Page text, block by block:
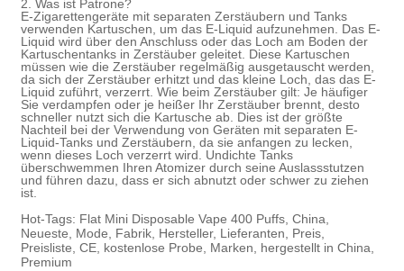
2. Was ist Patrone?
E-Zigarettengeräte mit separaten Zerstäubern und Tanks
verwenden Kartuschen, um das E-Liquid aufzunehmen. Das E-
Liquid wird über den Anschluss oder das Loch am Boden der
Kartuschentanks in Zerstäuber geleitet. Diese Kartuschen
müssen wie die Zerstäuber regelmäßig ausgetauscht werden,
da sich der Zerstäuber erhitzt und das kleine Loch, das das E-
Liquid zuführt, verzerrt. Wie beim Zerstäuber gilt: Je häufiger
Sie verdampfen oder je heißer Ihr Zerstäuber brennt, desto
schneller nutzt sich die Kartusche ab. Dies ist der größte
Nachteil bei der Verwendung von Geräten mit separaten E-
Liquid-Tanks und Zerstäubern, da sie anfangen zu lecken,
wenn dieses Loch verzerrt wird. Undichte Tanks
überschwemmen Ihren Atomizer durch seine Auslassstutzen
und führen dazu, dass er sich abnutzt oder schwer zu ziehen
ist.
Hot-Tags: Flat Mini Disposable Vape 400 Puffs, China,
Neueste, Mode, Fabrik, Hersteller, Lieferanten, Preis,
Preisliste, CE, kostenlose Probe, Marken, hergestellt in China,
Premium